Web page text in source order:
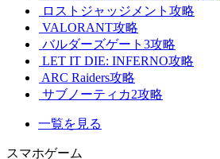
ロストジャッジメント攻略
VALORANT攻略
バルダーズゲート3攻略
LET IT DIE: INFERNO攻略
ARC Raiders攻略
サブノーティカ2攻略
一覧を見る
スマホゲーム